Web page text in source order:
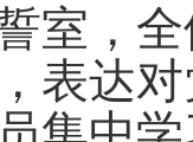
室，全
表达